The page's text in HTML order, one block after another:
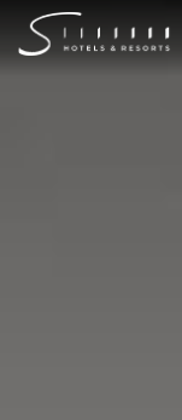
Skip
to
content